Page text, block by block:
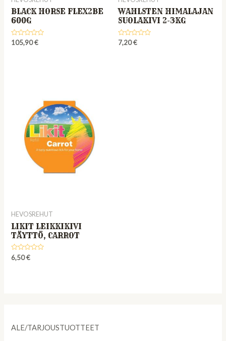
ALE/TARJOUSTUOTTEET
BLACK HORSE FLEX2BE
600G
Rated
105,90€
WAHLSTEN HIMALAJAN
SUOLAKIVI 2-3KG
Rated
7,20€
HEVOSREHUT
LIKIT LEIKKIKIVI
TÄYTTÖ, CARROT
Rated
0
6,50€